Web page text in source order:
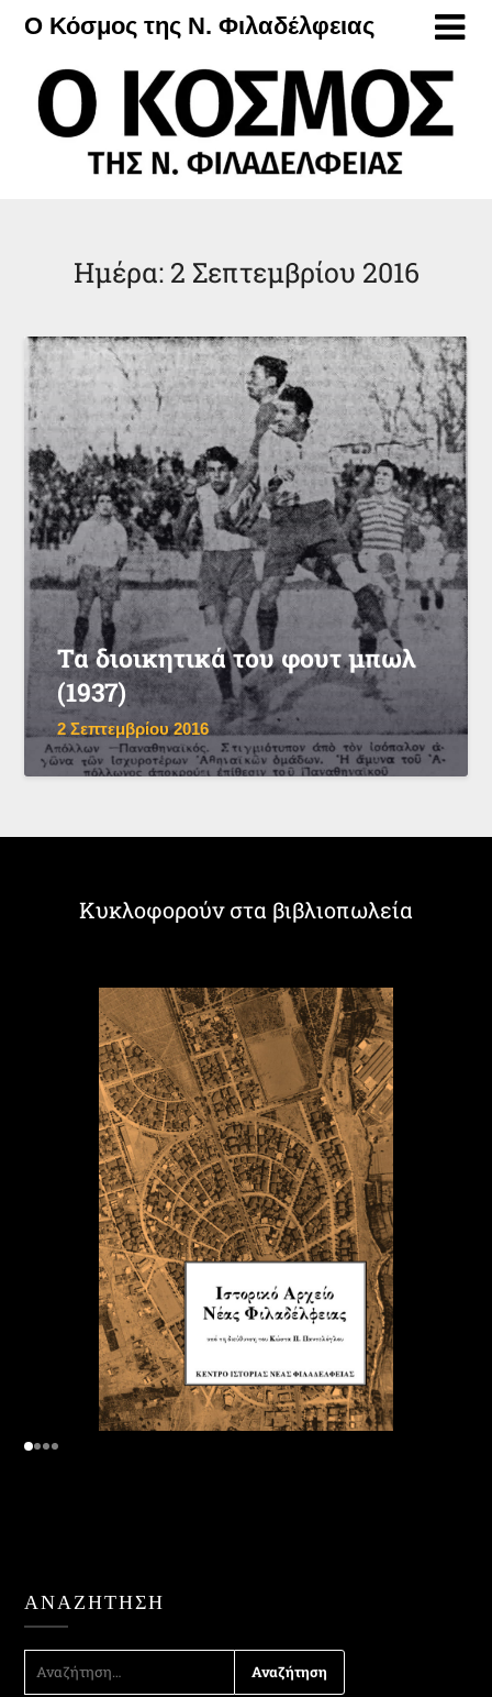
Μετάβαση
περιεχόμενο
Ο Κόσμος της Ν. Φιλαδέλφειας
Ημέρα: 2 Σεπτεμβρίου 2016
Τα διοικητικά του φουτ μπωλ
(1937)
2 Σεπτεμβρίου 2016
Κυκλοφορούν στα βιβλιοπωλεία
ΑΝΑΖΉΤΗΣΗ
ΑΝΑΖΉΤΗΣΗ
ΓΙΑ: